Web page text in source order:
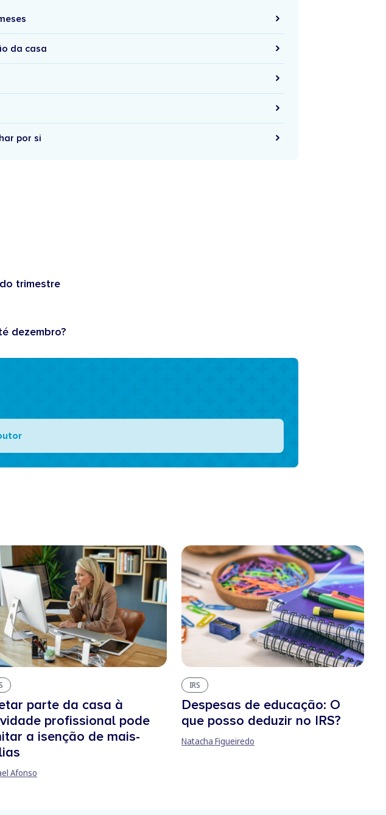
da casa
por si
trimestre
dezembro?
parte da casa à
profissional pode
a isenção de mais-
Afonso
IRS
Despesas de educação: O
que posso deduzir no IRS?
Natacha Figueiredo